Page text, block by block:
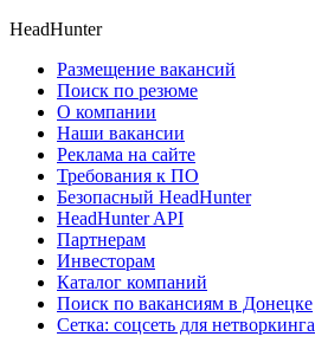
HeadHunter
Размещение вакансий
Поиск по резюме
О компании
Наши вакансии
Реклама на сайте
Требования к ПО
Безопасный HeadHunter
HeadHunter API
Партнерам
Инвесторам
Каталог компаний
Поиск по вакансиям в Донецке
Сетка: соцсеть для нетворкинга